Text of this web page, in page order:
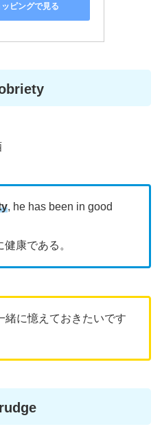
ピングで見る
, he has been in good
康である。
緒に憶えておきたいです